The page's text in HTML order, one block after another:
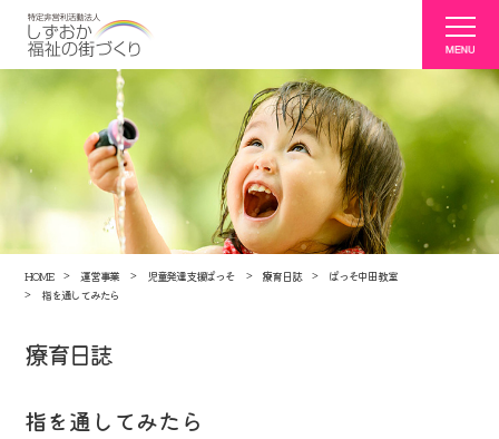
HOME 運営事業 児童発達支援ぱっそ 療育日誌
ぱっそ中田教室
指を通してみたら
療育日誌
指を通してみたら